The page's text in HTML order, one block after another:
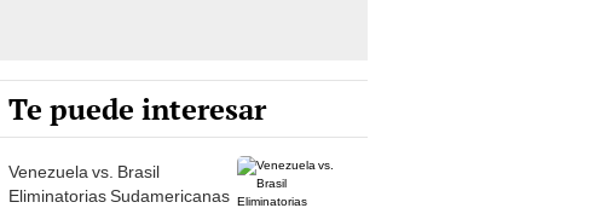
Te puede interesar
Venezuela vs. Brasil
Eliminatorias Sudamericanas